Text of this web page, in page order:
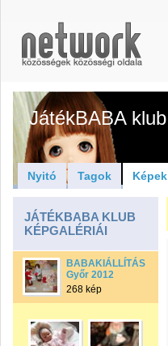
JátékBABA klub
Nyitó Tagok Képek
JÁTÉKBABA KLUB
KÉPGALÉRIÁI
BABAKIÁLLÍTÁS
Győr 2012
268 kép